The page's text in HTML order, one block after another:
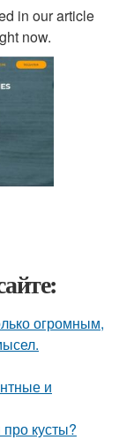
in our article
now.
огромным,
и
кусты?